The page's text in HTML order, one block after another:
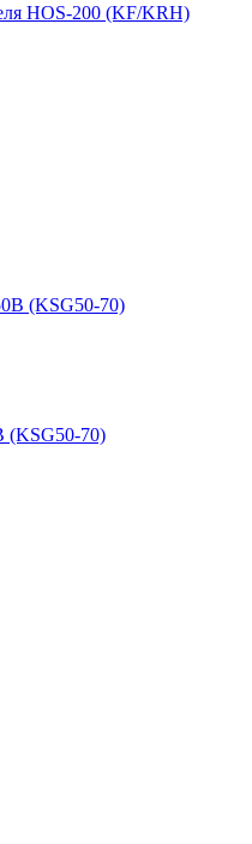
HOS-200 (KF/KRH)
(KSG50-70)